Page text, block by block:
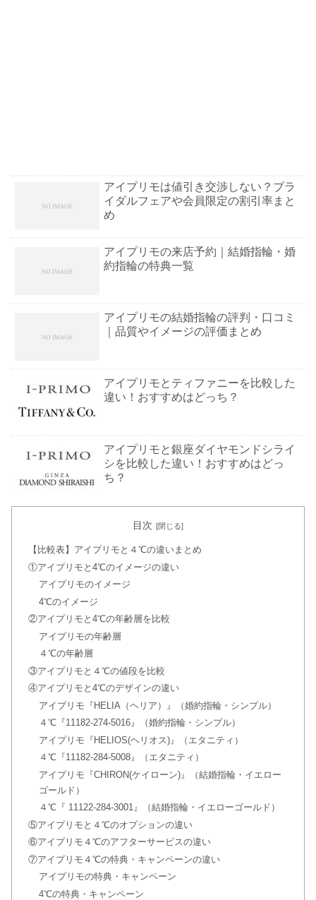
アイプリモは値引き交渉しない？ブラ
イダルフェアや会員限定の割引率まと
め
アイプリモの来店予約｜結婚指輪・婚
約指輪の特典一覧
アイプリモの結婚指輪の評判・口コミ
｜品質やイメージの評価まとめ
アイプリモとティファニーを比較した
違い！おすすめはどっち？
アイプリモと銀座ダイヤモンドシライ
シを比較した違い！おすすめはどっ
ち？
人&有名人！人気の理由・歴史とは？
アイプリモのサイズ直し・クリーニン
アイプリモの結婚指輪ランキング11
選！値段や婚約指輪の相場も
アイプリモのダイヤモンド・ピンクダ
の？
アイプリモの刻印の期間！オーダーメ
イドの納期や返品・キャンセルはでき
るの？
目次
【比較表】アイプリモと４℃の違いまとめ
①アイプリモと4℃のイメージの違い
アイプリモのイメージ
4℃のイメージ
②アイプリモと4℃の年齢層を比較
アイプリモの年齢層
４℃の年齢層
③アイプリモと４℃の値段を比較
④アイプリモと4℃のデザインの違い
アイプリモ『HELIA（ヘリア）』（婚約指輪・シンプル）
４℃『11182-274-5016』（婚約指輪・シンプル）
アイプリモ『HELIOS(ヘリオス)』（エタニティ）
４℃『11182-284-5008』（エタニティ）
アイプリモ『CHIRON(ケイローン)』（結婚指輪・イエロー
ゴールド）
４℃『 11122-284-3001』（結婚指輪・イエローゴールド）
⑤アイプリモと４℃のオプションの違い
⑥アイプリモ４℃のアフターサービスの違い
⑦アイプリモ４℃の特典・キャンペーンの違い
アイプリモの特典・キャンペーン
4℃の特典・キャンペーン